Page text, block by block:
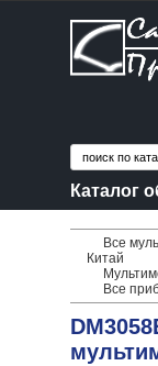
Каталог
Все
Китай
Все